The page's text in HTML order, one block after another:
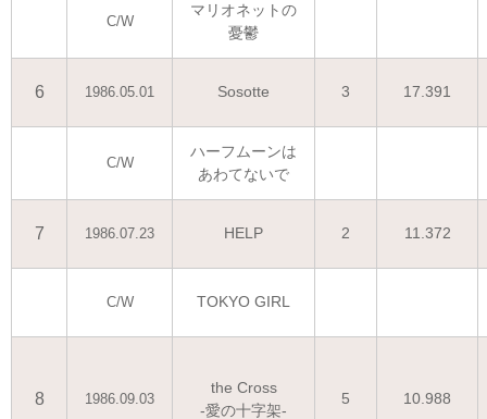
C/W
マリオネットの
憂鬱
6 1986.05.01 Sosotte 3 17.391
C/W
ハーフムーンは
あわてないで
7 1986.07.23 HELP 2 11.372
C/W TOKYO GIRL
8 1986.09.03
the Cross
-愛の十字架-
5 10.988